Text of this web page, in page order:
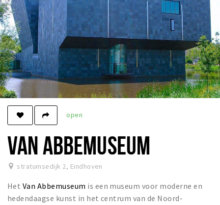
Roddels...
Restaurants en meer
Agenda
Hotels
Eindhovense Rondjes
Te koop en te huur
Winkels
Aanbiedingen
Ook reclame maken?
Over Eindhovens Rondje
open
VAN ABBEMUSEUM
stratumsedijk 2, Eindhoven
Het Van Abbemuseum is een museum voor moderne en
hedendaagse kunst in het centrum van de Noord-